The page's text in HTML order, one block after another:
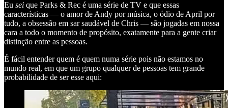
Eu sei que Parks & Rec é uma série de TV e que essas
características — o amor de Andy por música, o ódio de April por
tudo, a obsessão em sar saudável de Chris — são jogadas em nossa
cara a todo o momento de propósito, exatamente para a gente criar
distinção entre as pessoas.
É fácil entender quem é quem numa série pois não estamos no
mundo real, em que um grupo qualquer de pessoas tem grande
probabilidade de ser esse aqui: